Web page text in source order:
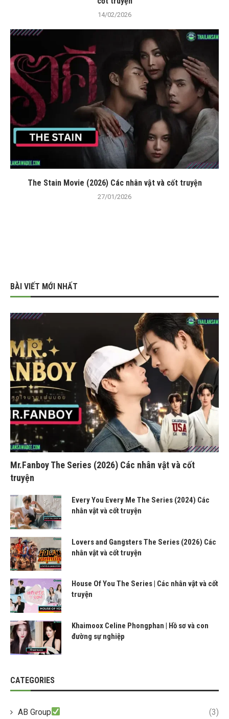
14/02/2026
The Stain Movie (2026) Các nhân vật và cốt truyện
27/01/2026
BÀI VIẾT MỚI NHẤT
Mr.Fanboy The Series (2026) Các nhân vật và cốt
truyện
Every You Every Me The Series (2024) Các
nhân vật và cốt truyện
Lovers and Gangsters The Series (2026) Các
nhân vật và cốt truyện
House Of You The Series | Các nhân vật và cốt
truyện
Khaimoox Celine Phongphan | Hồ sơ và con
đường sự nghiệp
CATEGORIES
AB Group (3)